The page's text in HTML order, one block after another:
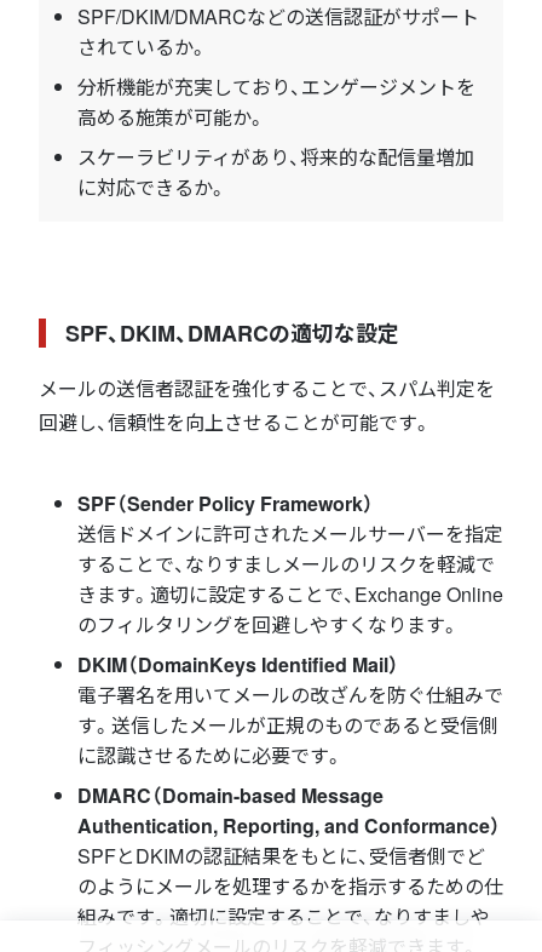
SPF/DKIM/DMARCなどの送信認証がサポート
されているか。
分析機能が充実しており、エンゲージメントを
高める施策が可能か。
スケーラビリティがあり、将来的な配信量増加
に対応できるか。
SPF、DKIM、DMARCの適切な設定
メールの送信者認証を強化することで、スパム判定を
回避し、信頼性を向上させることが可能です。
SPF（Sender Policy Framework）
送信ドメインに許可されたメールサーバーを指定
することで、なりすましメールのリスクを軽減で
きます。適切に設定することで、Exchange Online
のフィルタリングを回避しやすくなります。
DKIM（DomainKeys Identified Mail）
電子署名を用いてメールの改ざんを防ぐ仕組みで
す。送信したメールが正規のものであると受信側
に認識させるために必要です。
DMARC（Domain-based Message
Authentication, Reporting, and Conformance）
SPFとDKIMの認証結果をもとに、受信者側でど
のようにメールを処理するかを指示するための仕
組みです。適切に設定することで、なりすましや
フィッシングメールのリスクを軽減できます。